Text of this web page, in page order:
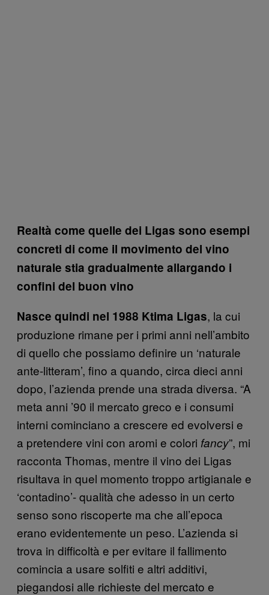
Realtà come quelle dei Ligas sono esempi
concreti di come il movimento del vino
naturale stia gradualmente allargando i
confini del buon vino
Nasce quindi nel 1988 Ktima Ligas, la cui
produzione rimane per i primi anni nell’ambito
di quello che possiamo definire un ‘naturale
ante-litteram’, fino a quando, circa dieci anni
dopo, l’azienda prende una strada diversa. “A
meta anni ’90 il mercato greco e i consumi
interni cominciano a crescere ed evolversi e
a pretendere vini con aromi e colori fancy”, mi
racconta Thomas, mentre il vino dei Ligas
risultava in quel momento troppo artigianale e
‘contadino’- qualità che adesso in un certo
senso sono riscoperte ma che all’epoca
erano evidentemente un peso. L’azienda si
trova in difficoltà e per evitare il fallimento
comincia a usare solfiti e altri additivi,
piegandosi alle richieste del mercato e